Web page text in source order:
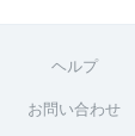
ヘルプ
お問い合わせ